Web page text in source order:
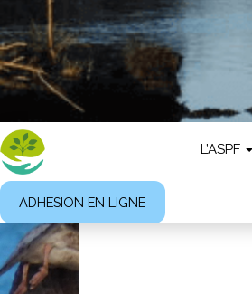
L’ASPF
ADHESION EN LIGNE